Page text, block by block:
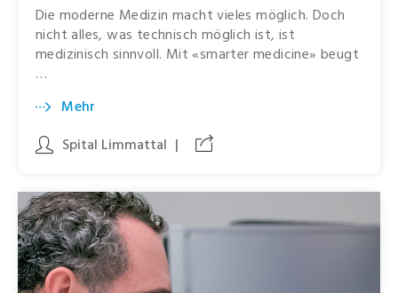
Die moderne Medizin macht vieles möglich. Doch
nicht alles, was technisch möglich ist, ist
medizinisch sinnvoll. Mit «smarter medicine» beugt
…
Mehr
Spital Limmattal |